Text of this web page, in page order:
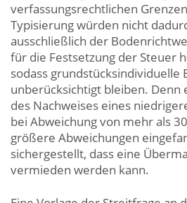
verfassungsrechtlichen
Typisierung würden nicht
ausschließlich der
für die Festsetzung der Steuer
sodass grundstücksindividuelle
unberücksichtigt bleiben. Denn
des Nachweises eines
bei Abweichung von mehr als
größere Abweichungen
sichergestellt, dass eine
vermieden werden kann.